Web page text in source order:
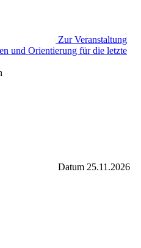
Zur Veranstaltung
und Orientierung für die letzte
Datum 25.11.2026